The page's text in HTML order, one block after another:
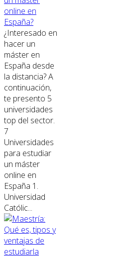
online en
España?
¿Interesado en
hacer un
máster en
España desde
la distancia? A
continuación,
te presento 5
universidades
top del sector.
7
Universidades
para estudiar
un máster
online en
España 1.
Universidad
Católic...